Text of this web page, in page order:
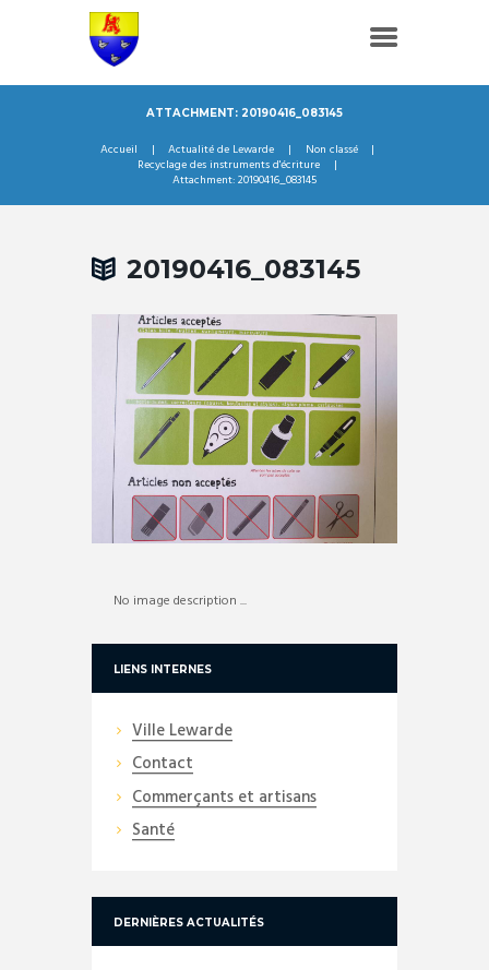
ATTACHMENT: 20190416_083145
Accueil Actualité de Lewarde
Non classé
Recyclage des instruments d'écriture
Attachment: 20190416_083145
20190416_083145
No image description ...
LIENS INTERNES
Ville Lewarde
Contact
Commerçants et artisans
Santé
DERNIÈRES ACTUALITÉS